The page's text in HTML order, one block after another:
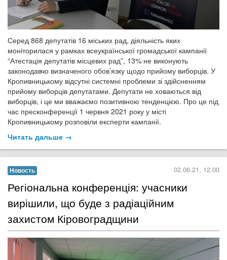
Серед 868 депутатів 16 міських рад, діяльність яких
моніторилася у рамках всеукраїнської громадської кампанії
“Атестація депутатів місцевих рад”, 13% не виконують
законодавчо визначеного обов’язку щодо прийому виборців. У
Кропивницькому відсутні системні проблеми зі здійсненням
прийому виборців депутатами. Депутати не ховаються від
виборців, і це ми вважаємо позитивною тенденцією. Про це під
час пресконференції 1 червня 2021 року у місті
Кропивницькому розповіли експерти кампанії.
Читать дальше →
Новость 02.06.21, 12:00
​Регіональна конференція: учасники
вирішили, що буде з радіаційним
захистом Кіровоградщини